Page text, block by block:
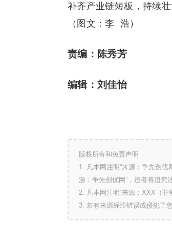
补齐产业链短板，持续
（图文：李 浩）
责编：陈秀芳
编辑：刘佳怡
版权所有和免责声明
1. 凡本网注明“来源：争先创
源：争先创优网”，违者将追究
2. 凡本网注明“来源：XXX（非
3. 若有来源标注错误或侵犯了